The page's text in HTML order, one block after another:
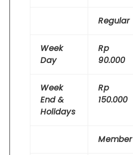
Regular
Week
Day
Rp
90.000
Week
End &
Holidays
Rp
150.000
Member